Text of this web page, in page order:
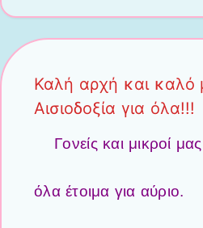
Καλή αρχή και καλό
Αισιοδοξία για όλα!!!
Γονείς και μικροί
όλα έτοιμα για αύριο.